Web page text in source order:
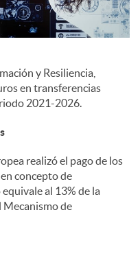
y Resiliencia,
en transferencias
2021-2026.
realizó el pago de los
concepto de
al 13% de la
Mecanismo de